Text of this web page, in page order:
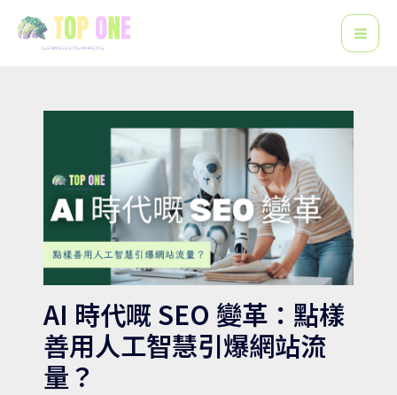
AI 時代嘅 SEO 變革：點樣
善用人工智慧引爆網站流
量？
Post
navigation
尋